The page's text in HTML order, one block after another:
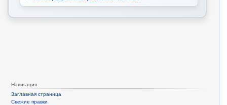
Навигация
Заглавная страница
Свежие правки